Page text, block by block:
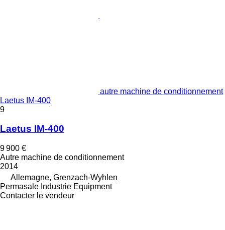
autre machine de conditionnement
Laetus IM-400
9
Laetus IM-400
9 900 €
Autre machine de conditionnement
2014
Allemagne, Grenzach-Wyhlen
Permasale Industrie Equipment
Contacter le vendeur